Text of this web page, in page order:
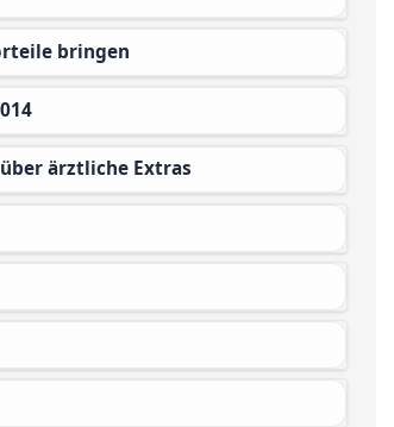
bringen
ärztliche Extras